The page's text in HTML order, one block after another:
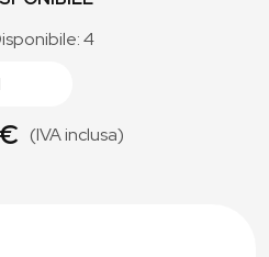
4
(IVA inclusa)